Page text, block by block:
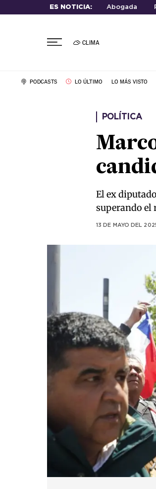
ES NOTICIA: Abogada
CLIMA
PODCASTS LO ÚLTIMO LO MÁS VISTO
POLÍTICA
El ex
superando el
13 DE MAYO DEL 2025